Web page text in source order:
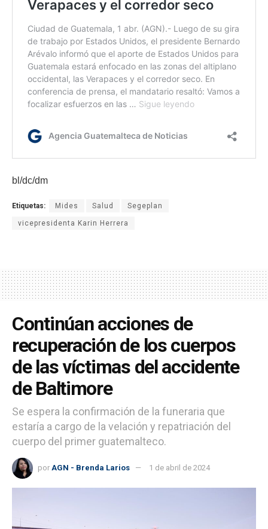
bl/dc/dm
Etiquetas: Mides Salud Segeplan
vicepresidenta Karin Herrera
Continúan acciones de
recuperación de los cuerpos
de las víctimas del accidente
de Baltimore
Se espera la confirmación de la funeraria que
estaría a cargo de la velación y repatriación del
cuerpo del primer guatemalteco.
por AGN - Brenda Larios 1 de abril de 2024